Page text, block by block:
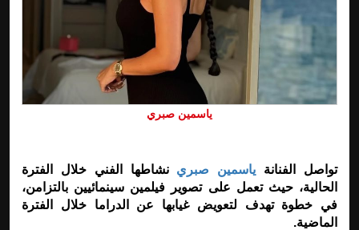
ياسمين صبري
تواصل الفنانة ياسمين صبري نشاطها الفني خلال الفترة
الحالية، حيث تعمل على تصوير فيلمين سينمائيين بالتزامن،
في خطوة تهدف لتعويض غيابها عن الدراما خلال الفترة
الماضية.